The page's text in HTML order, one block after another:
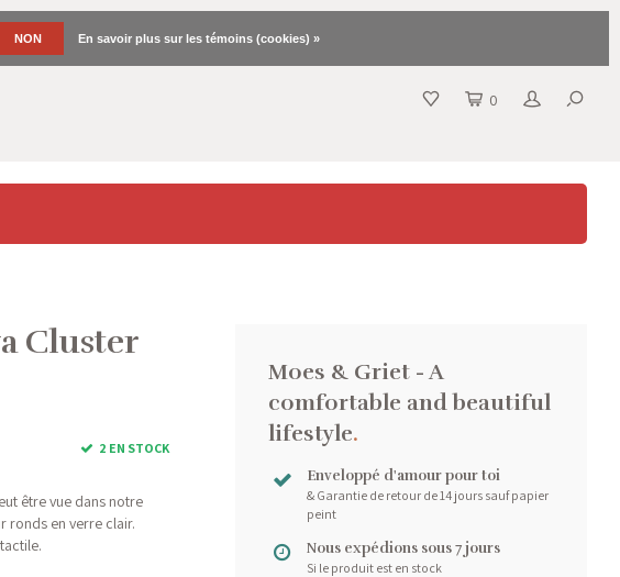
0
Cluster
2 EN STOCK
être vue dans notre
ronds en verre clair.
Moes & Griet - A
comfortable and beautiful
lifestyle.
Enveloppé d'amour pour toi
& Garantie de retour de 14 jours sauf papier
peint
Nous expédions sous 7 jours
Si le produit est en stock
NON En savoir plus sur les témoins (cookies) »